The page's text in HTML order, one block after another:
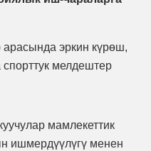
эркин күрөш,
мелдештер
мамлекеттик
ишмердүүлүгү менен